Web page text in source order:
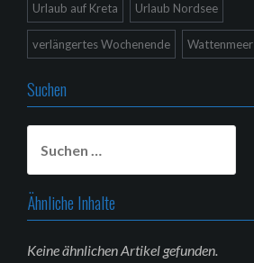
Urlaub auf Kreta Urlaub Nordsee
verlängertes Wochenende Wattenmeer
Suchen
nach:
Ähnliche Inhalte
Keine ähnlichen Artikel gefunden.